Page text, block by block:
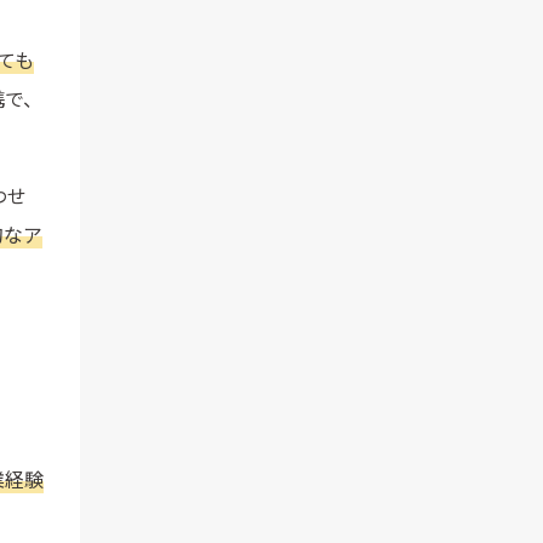
も
、
せ
ア
験